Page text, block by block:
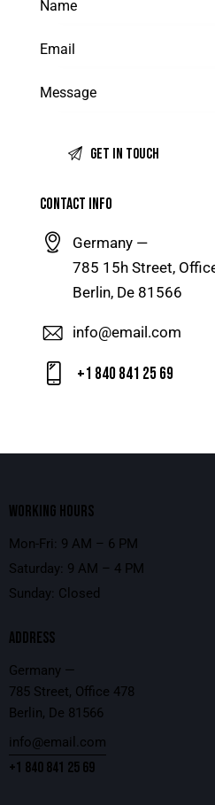
CONTACT INFO
Germany —
785 15h Street,
Berlin, De 81566
info@email.com
+1 840 841 25 69
WORKING HOURS
Mon-Fri: 9 AM – 6 PM
Saturday: 9 AM – 4 PM
Sunday: Closed
ADDRESS
Germany —
785 Street, Office 478
Berlin, De 81566
info@email.com
+1 840 841 25 69